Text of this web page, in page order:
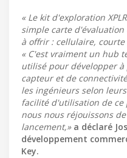
« Le kit d'exploration
simple carte
à offrir : cellulaire, courte
« C'est vraiment un hub
utilisé pour développer
capteur et de
les ingénieurs selon
facilité d'utilisation de
nous nous réjouissons
lancement,» a déclaré
développement
Key.